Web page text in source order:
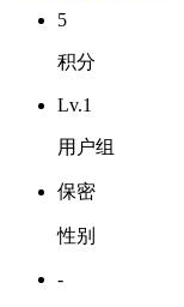
5
积分
Lv.1
用户组
保密
性别
-